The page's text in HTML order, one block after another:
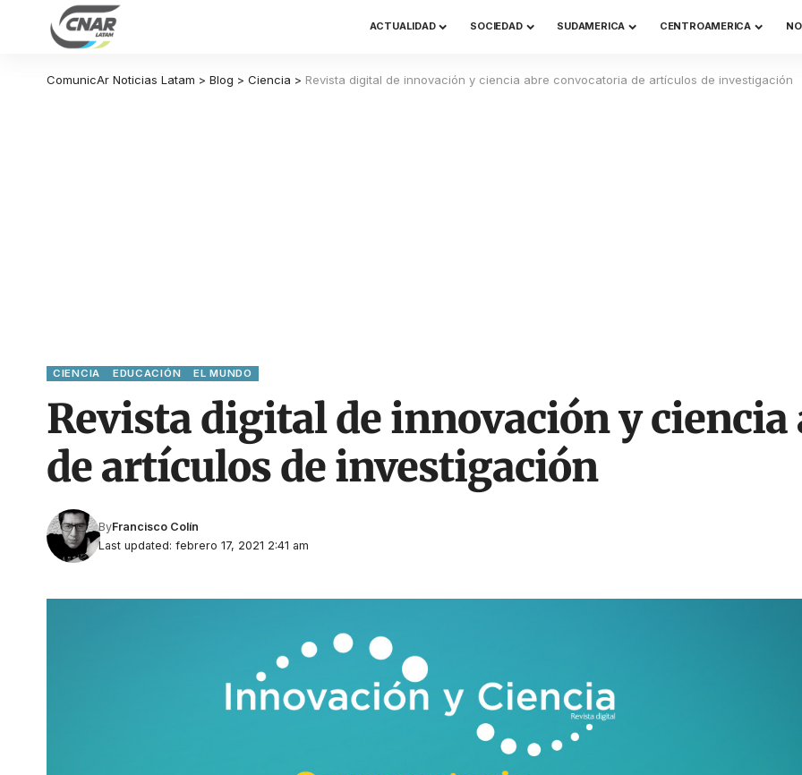
ACTUALIDAD SOCIEDAD SUDAMERICA CENTROAMERICA
ComunicAr Noticias Latam > Blog > Ciencia > Revista digital de innovación y ciencia abre convocatoria de artículos de investigación
CIENCIA EDUCACIÓN EL MUNDO
Revista digital de innovación y ciencia
de artículos de investigación
Last updated: febrero 17, 2021 2:41 am
ByFrancisco Colín